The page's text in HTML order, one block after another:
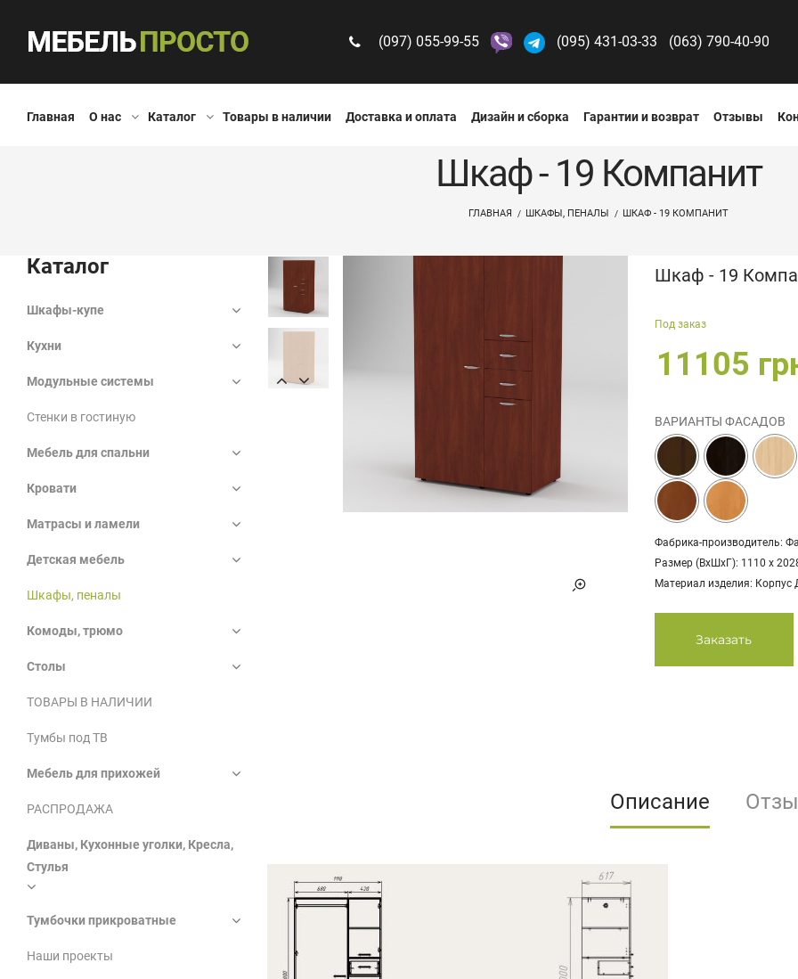
(097) 055-99-55 (095) 431-03-33 (063) 790-40-90
Главная О нас Каталог Товары в наличии Доставка и оплата Дизайн и сборка Гарантии и возврат Отзывы
Шкаф - 19 Компанит
ГЛАВНАЯ ШКАФЫ, ПЕНАЛЫ ШКАФ - 19 КОМПАНИТ
Шкаф - 19
Под заказ
11105
ВАРИАНТЫ ФАСАДОВ
Фабрика-производитель:
Размер (ВхШхГ): 1110 х
Материал изделия:
Заказать
Описание
Каталог
Шкафы-купе
Кухни
Модульные системы
Стенки в гостиную
Мебель для спальни
Кровати
Матрасы и ламели
Детская мебель
Шкафы, пеналы
Комоды, трюмо
Столы
ТОВАРЫ В НАЛИЧИИ
Тумбы под ТВ
Мебель для прихожей
РАСПРОДАЖА
Диваны, Кухонные уголки, Кресла,
Стулья
Тумбочки прикроватные
Наши проекты